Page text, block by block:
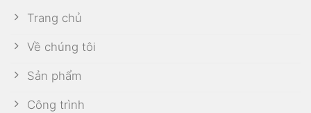
Trang chủ
Về chúng tôi
Sản phẩm
Công trình